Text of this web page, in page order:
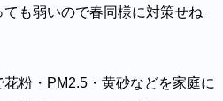
も弱いので春同様に対策せね
粉・PM2.5・黄砂などを家庭に